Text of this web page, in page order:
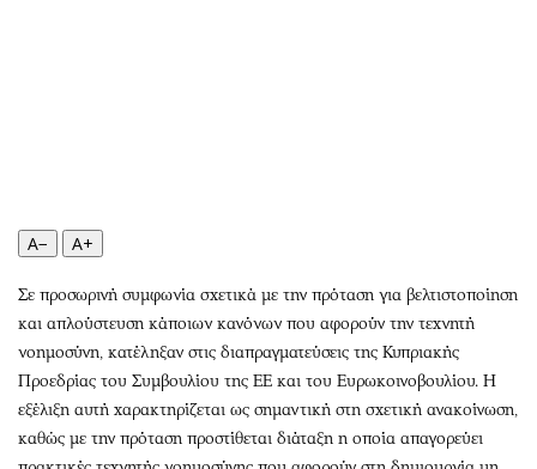
Μουσική
Βιβλίο
Χειρόγραφα
Προσφορές
Προσωπικότητες στην ''Κ''
Επιστολές
A− A+
Σε προσωρινή συμφωνία σχετικά με την πρόταση για βελτιστοποίηση
και απλούστευση κάποιων κανόνων που αφορούν την τεχνητή
νοημοσύνη, κατέληξαν στις διαπραγματεύσεις της Κυπριακής
Προεδρίας του Συμβουλίου της ΕΕ και του Ευρωκοινοβουλίου. Η
εξέλιξη αυτή χαρακτηρίζεται ως σημαντική στη σχετική ανακοίνωση,
καθώς με την πρόταση προστίθεται διάταξη η οποία απαγορεύει